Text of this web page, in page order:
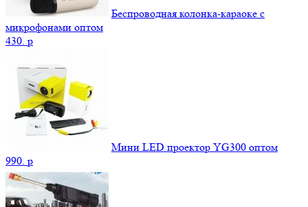
Беспроводная колонка-караоке с
микрофонами оптом
430. p
Мини LED проектор YG300 оптом
990. p